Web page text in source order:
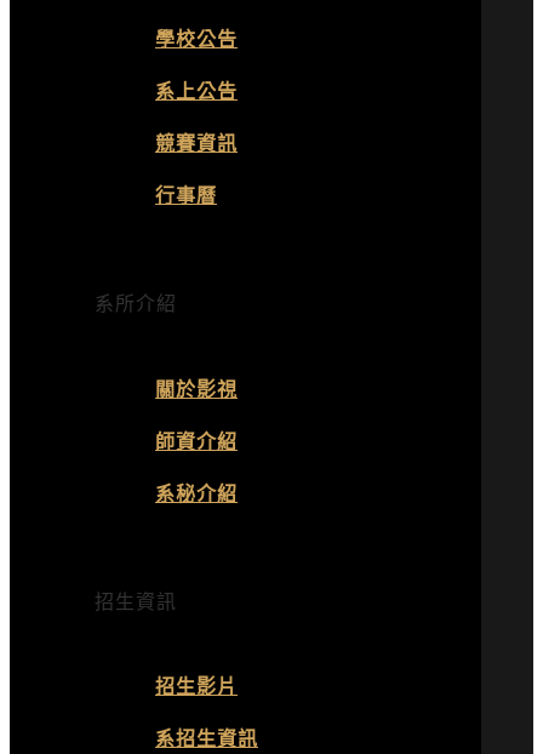
學校公告
系上公告
競賽資訊
行事曆
系所介紹
關於影視
師資介紹
系秘介紹
招生資訊
招生影片
系招生資訊